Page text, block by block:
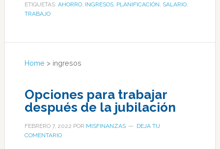
ETIQUETAS: AHORRO, INGRESOS, PLANIFICACIÓN, SALARIO,
TRABAJO
Home > ingresos
Opciones para trabajar
después de la jubilación
FEBRERO 7, 2022 POR MISFINANZAS
DEJA TU
COMENTARIO